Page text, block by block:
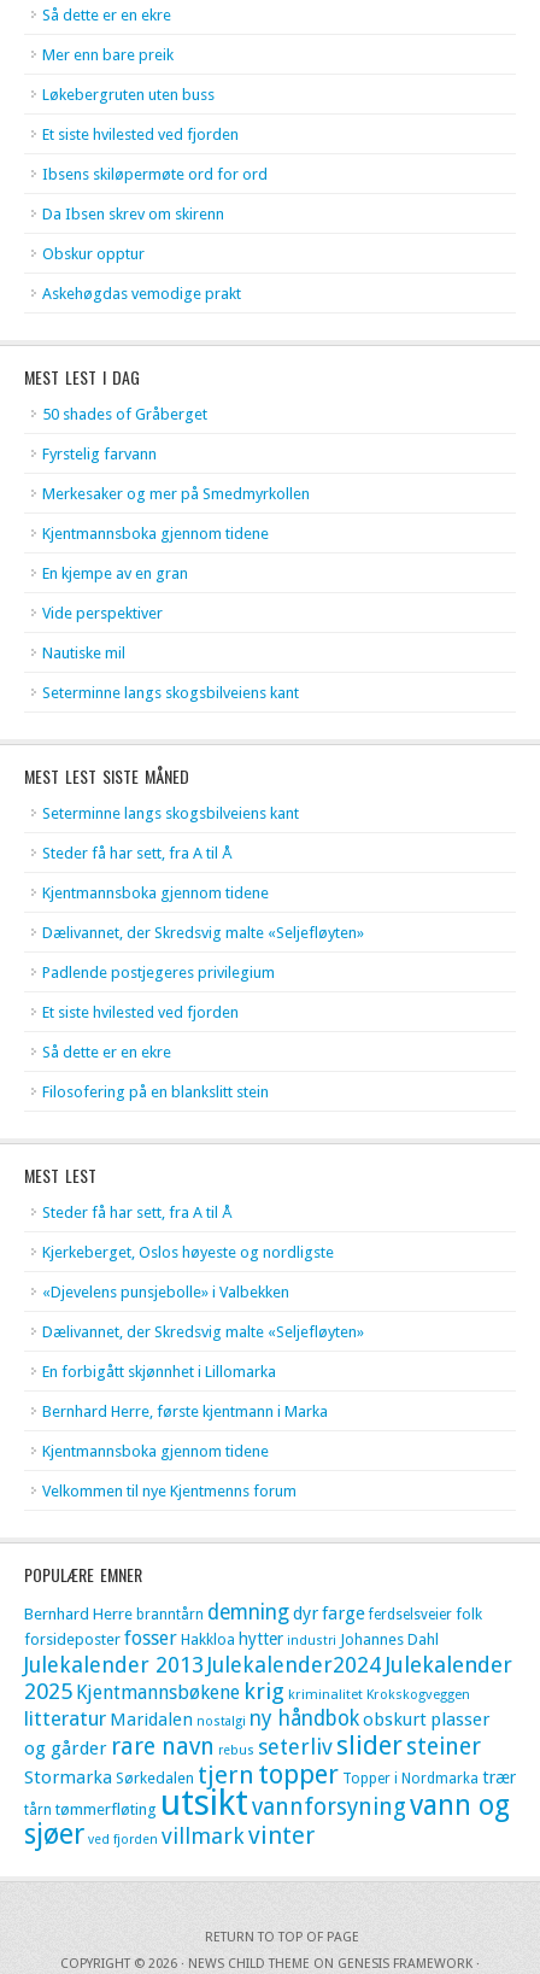
Så dette er en ekre
Mer enn bare preik
Løkebergruten uten buss
Et siste hvilested ved fjorden
Ibsens skiløpermøte ord for ord
Da Ibsen skrev om skirenn
Obskur opptur
Askehøgdas vemodige prakt
MEST LEST I DAG
50 shades of Gråberget
Fyrstelig farvann
Merkesaker og mer på Smedmyrkollen
Kjentmannsboka gjennom tidene
En kjempe av en gran
Vide perspektiver
Nautiske mil
Seterminne langs skogsbilveiens kant
MEST LEST SISTE MÅNED
Seterminne langs skogsbilveiens kant
Steder få har sett, fra A til Å
Kjentmannsboka gjennom tidene
Dælivannet, der Skredsvig malte «Seljefløyten»
Padlende postjegeres privilegium
Et siste hvilested ved fjorden
Så dette er en ekre
Filosofering på en blankslitt stein
MEST LEST
Steder få har sett, fra A til Å
Kjerkeberget, Oslos høyeste og nordligste
«Djevelens punsjebolle» i Valbekken
Dælivannet, der Skredsvig malte «Seljefløyten»
En forbigått skjønnhet i Lillomarka
Bernhard Herre, første kjentmann i Marka
Kjentmannsboka gjennom tidene
Velkommen til nye Kjentmenns forum
POPULÆRE EMNER
Bernhard Herre branntårn demningdyrfarge ferdselsveier folk
forsideposter fosser Hakkloa hytter industri Johannes Dahl
Julekalender 2013 Julekalender2024 Julekalender
2025 Kjentmannsbøkene krig kriminalitet Krokskogveggen
litteratur Maridalen nostalgi ny håndbokobskurt plasser
og gårder rare navn rebus seterlivslidersteiner
Stormarka Sørkedalen tjern topper Topper i Nordmarka trær
tårn tømmerfløting utsiktvannforsyningvann og
sjøer ved fjorden villmarkvinter
RETURN TO TOP OF PAGE
COPYRIGHT © 2026 · NEWS CHILD THEME ON GENESIS FRAMEWORK ·